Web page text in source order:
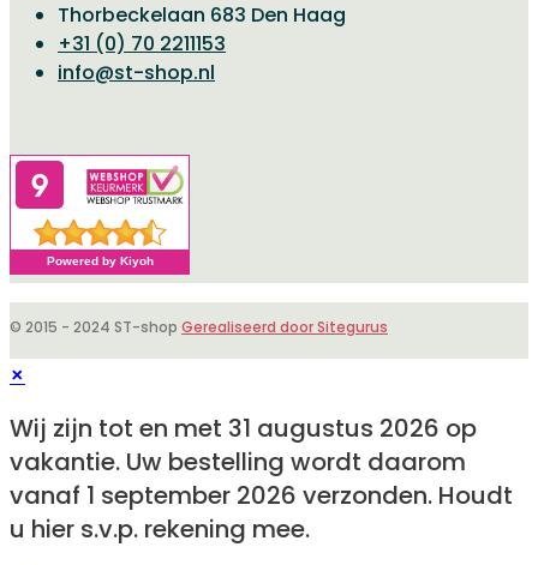
Thorbeckelaan 683 Den Haag
+31 (0) 70 2211153
info@st-shop.nl
© 2015 - 2024 ST-shop Gerealiseerd door Sitegurus
×
Wij zijn tot en met 31 augustus 2026 op
vakantie. Uw bestelling wordt daarom
vanaf 1 september 2026 verzonden. Houdt
u hier s.v.p. rekening mee.